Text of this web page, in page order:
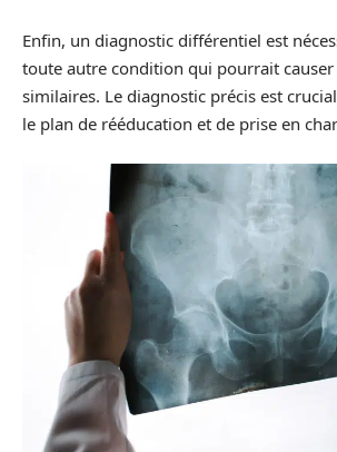
Enfin, un diagnostic différentiel est
toute autre condition qui pourrait
similaires. Le diagnostic précis est
le plan de rééducation et de prise en